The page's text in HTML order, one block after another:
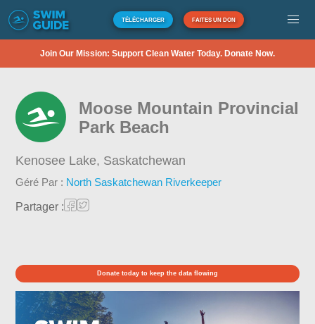
TÉLÉCHARGER FAITES UN DON
Join Our Mission: Support Clean Water Today. Donate Now.
Moose Mountain Provincial
Park Beach
Kenosee Lake, Saskatchewan
Géré Par : North Saskatchewan Riverkeeper
Partager :
Donate today to keep the data flowing